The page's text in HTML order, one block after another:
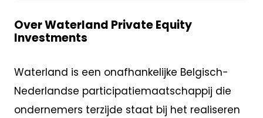
Over Waterland Private Equity
Investments
Waterland is een onafhankelijke Belgisch-
Nederlandse participatiemaatschappij die
ondernemers terzijde staat bij het realiseren